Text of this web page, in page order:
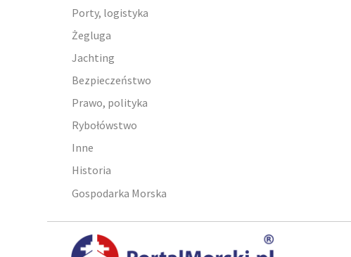
Porty, logistyka
Żegluga
Jachting
Bezpieczeństwo
Prawo, polityka
Rybołówstwo
Inne
Historia
Gospodarka Morska